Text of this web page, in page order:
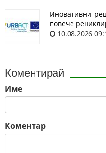
Иновативни
повече
10.08.2026
Коментирай
Име
Коментар